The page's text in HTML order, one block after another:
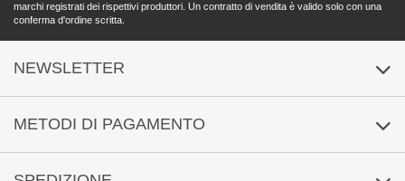
marchi registrati dei rispettivi produttori. Un contratto di vendita è valido solo con una
conferma d'ordine scritta.
NEWSLETTER
Iscrizione /Abbonamento
METODI DI PAGAMENTO